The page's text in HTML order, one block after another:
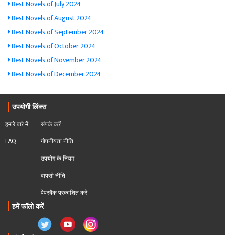
Best Novels of July 2024
Best Novels of August 2024
Best Novels of September 2024
Best Novels of October 2024
Best Novels of November 2024
Best Novels of December 2024
उपयोगी लिंक्स
हमारे बारे में
FAQ
संपर्क करें
गोपनीयता नीति
उपयोग के नियम
वापसी नीति
पेपरबैक प्रकाशित करें
हमें फॉलो करें